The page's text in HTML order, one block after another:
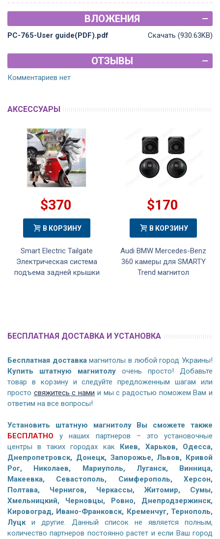
ВЛОЖЕНИЯ
PC-765-User guide(PDF).pdf Скачать (930.63KB)
ОТЗЫВЫ
Комментариев нет
АКСЕССУАРЫ
$370
В КОРЗИНУ
Smart Electric Tailgate
Электрическая система
подъема задней крышки
$170
В КОРЗИНУ
Audi BMW Mercedes-Benz
360 камеры для SMARTY
Trend магнитол
БЕСПЛАТНАЯ ДОСТАВКА И УСТАНОВКА
Бесплатная доставкамагнитолы в любой город Украины!
Купить штатную магнитолу очень просто! Добавьте
товар в корзину и следуйте предложенным шагам или
просто свяжитесь с нами и мы с радостью поможем Вам и
ответим на все вопросы!
Установить штатную магнитолу Вы сможете также
БЕСПЛАТНО у наших партнеров – это установочные
центры в таких городах как
Киев, Харьков, Одесса,
Днепропетровск, Донецк, Запорожье, Львов, Кривой
Рог, Николаев, Мариуполь, Луганск, Винница,
Макеевка, Севастополь, Симферополь, Херсон,
Полтава, Чернигов, Черкассы, Житомир, Сумы,
Хмельницкий, Черновцы, Ровно, Днепродзержинск,
Кировоград, Ивано-Франковск, Кременчуг, Тернополь,
Луцки другие. Данный список не является полным,
количество партнеров постоянно растет и если Ваш город